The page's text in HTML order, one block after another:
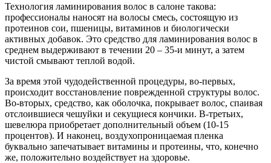
Технология ламинирования волос в салоне такова:
профессионалы наносят на волосы смесь, состоящую из
протеинов сои, пшеницы, витаминов и биологически
активных добавок. Это средство для ламинирования волос в
среднем выдерживают в течении 20 – 35-и минут, а затем
чистой смывают теплой водой.
За время этой чудодейственной процедуры, во-первых,
происходит восстановление поврежденной структуры волос.
Во-вторых, средство, как оболочка, покрывает волос, спаивая
отслоившиеся чешуйки и секущиеся кончики. В-третьих,
шевелюра приобретает дополнительный объем (10-15
процентов). И наконец, воздухопроницаемая пленка
буквально запечатывает витамины и протеины, что, конечно
же, положительно воздействует на здоровье.